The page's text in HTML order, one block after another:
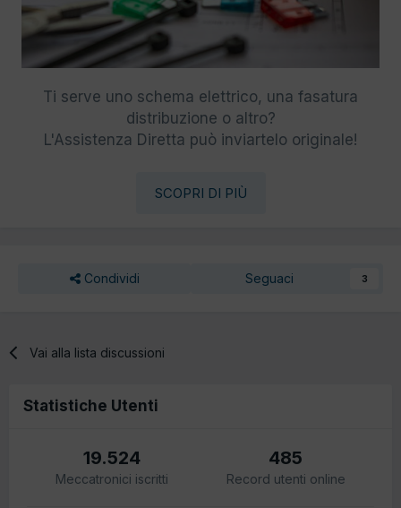
Ti serve uno schema elettrico, una fasatura
distribuzione o altro?
L'Assistenza Diretta può inviartelo originale!
SCOPRI DI PIÙ
Condividi Seguaci 3
Vai alla lista discussioni
Statistiche Utenti
19.524
Meccatronici iscritti
485
Record utenti online